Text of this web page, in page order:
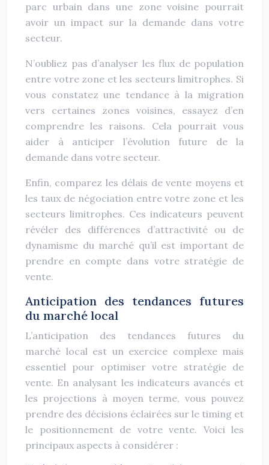
parc urbain dans une zone voisine pourrait
avoir un impact sur la demande dans votre
secteur.
N’oubliez pas d’analyser les flux de population
entre votre zone et les secteurs limitrophes. Si
vous constatez une tendance à la migration
vers certaines zones voisines, essayez d’en
comprendre les raisons. Cela pourrait vous
aider à anticiper l’évolution future de la
demande dans votre secteur.
Enfin, comparez les délais de vente moyens et
les taux de négociation entre votre zone et les
secteurs limitrophes. Ces indicateurs peuvent
révéler des différences d’attractivité ou de
dynamisme du marché qu’il est important de
prendre en compte dans votre stratégie de
vente.
Anticipation des tendances futures
du marché local
L’anticipation des tendances futures du
marché local est un exercice complexe mais
essentiel pour optimiser votre stratégie de
vente. En analysant les indicateurs avancés et
les projections à moyen terme, vous pouvez
prendre des décisions éclairées sur le timing et
le positionnement de votre vente. Voici les
principaux aspects à considérer :